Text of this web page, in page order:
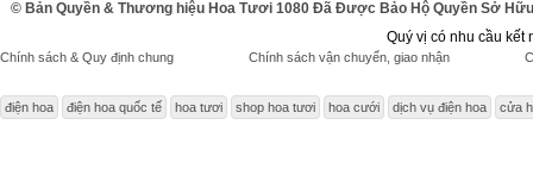
© Bản Quyền & Thương hiệu Hoa Tươi 1080 Đã Được Bảo Hộ Quyền Sở Hữu
Quý vị có nhu cầu kết
Chính sách & Quy định chung Chính sách vận chuyển, giao nhận
điện hoa điện hoa quốc tế hoa tươi shop hoa tươi hoa cưới dịch vụ điện hoa cửa